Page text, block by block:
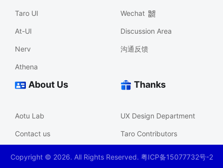
Taro UI
At-UI
Nerv
Athena
Wechat
Discussion Area
沟通反馈
About Us
Aotu Lab
Contact us
Thanks
UX Design Department
Taro Contributors
Copyright © 2026. All Rights Reserved. 粤ICP备15077732号-2